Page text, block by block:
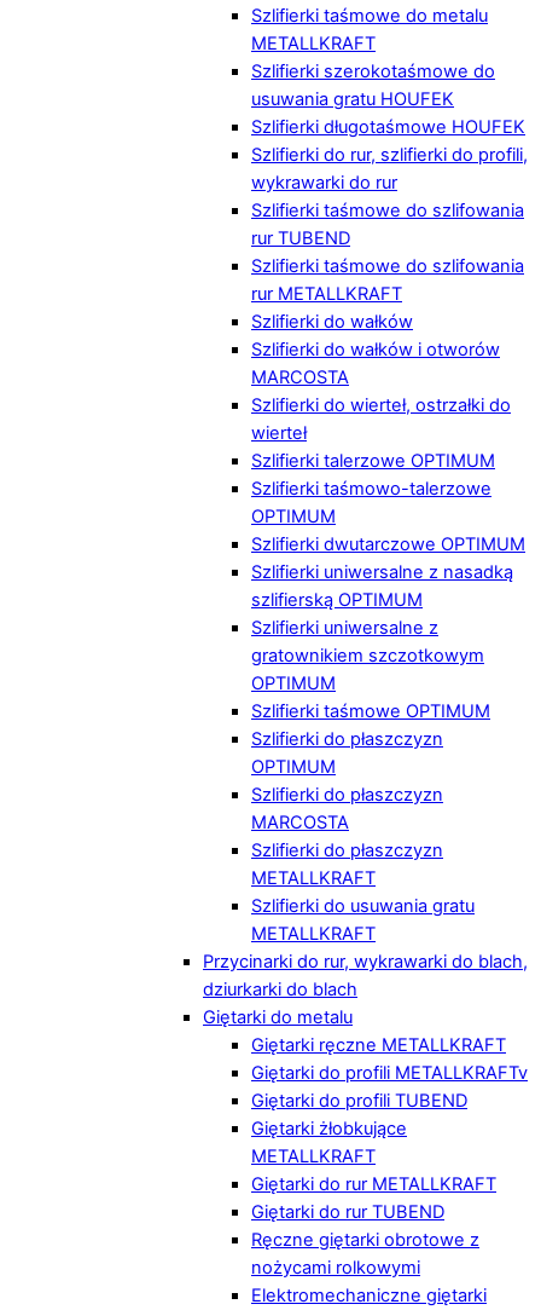
Szlifierki taśmowe do metalu
METALLKRAFT
Szlifierki szerokotaśmowe do
usuwania gratu HOUFEK
Szlifierki długotaśmowe HOUFEK
Szlifierki do rur, szlifierki do profili,
wykrawarki do rur
Szlifierki taśmowe do szlifowania
rur TUBEND
Szlifierki taśmowe do szlifowania
rur METALLKRAFT
Szlifierki do wałków
Szlifierki do wałków i otworów
MARCOSTA
Szlifierki do wierteł, ostrzałki do
wierteł
Szlifierki talerzowe OPTIMUM
Szlifierki taśmowo-talerzowe
OPTIMUM
Szlifierki dwutarczowe OPTIMUM
Szlifierki uniwersalne z nasadką
szlifierską OPTIMUM
Szlifierki uniwersalne z
gratownikiem szczotkowym
OPTIMUM
Szlifierki taśmowe OPTIMUM
Szlifierki do płaszczyzn
OPTIMUM
Szlifierki do płaszczyzn
MARCOSTA
Szlifierki do płaszczyzn
METALLKRAFT
Szlifierki do usuwania gratu
METALLKRAFT
Przycinarki do rur, wykrawarki do blach,
dziurkarki do blach
Giętarki do metalu
Giętarki ręczne METALLKRAFT
Giętarki do profili METALLKRAFTv
Giętarki do profili TUBEND
Giętarki żłobkujące
METALLKRAFT
Giętarki do rur METALLKRAFT
Giętarki do rur TUBEND
Ręczne giętarki obrotowe z
nożycami rolkowymi
Elektromechaniczne giętarki